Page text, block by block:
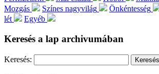
Mozgás
Színes nagyvilág Önkéntesség
lét
Egyéb
Keresés a lap archivumában
Keresés: